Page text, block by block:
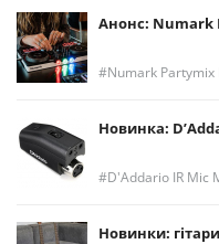
Анонс: Numark
Numark Partymix
Новинка:
D'Addario IR Mic
Новинки: